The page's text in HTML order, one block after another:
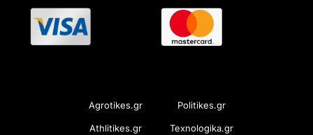
Agrotikes.gr Politikes.gr
Athlitikes.gr Texnologika.gr